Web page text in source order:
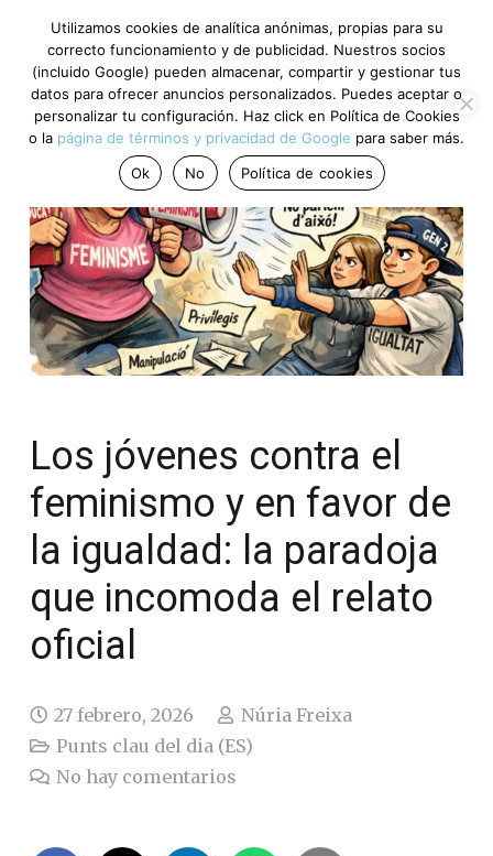
Los jóvenes contra el
feminismo y en favor de
la igualdad: la paradoja
que incomoda el relato
oficial
27 febrero, 2026
Núria Freixa
Punts clau del dia (ES)
No hay comentarios
Utilizamos cookies de analítica anónimas, propias para su
correcto funcionamiento y de publicidad. Nuestros socios
(incluido Google) pueden almacenar, compartir y gestionar tus
datos para ofrecer anuncios personalizados. Puedes aceptar o
personalizar tu configuración. Haz click en Política de Cookies
o la página de términos y privacidad de Google para saber más.
Ok
No Política de cookies